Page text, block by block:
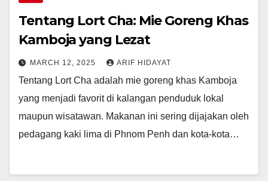
Tentang Lort Cha: Mie Goreng Khas
Kamboja yang Lezat
MARCH 12, 2025 ARIF HIDAYAT
Tentang Lort Cha adalah mie goreng khas Kamboja
yang menjadi favorit di kalangan penduduk lokal
maupun wisatawan. Makanan ini sering dijajakan oleh
pedagang kaki lima di Phnom Penh dan kota-kota…